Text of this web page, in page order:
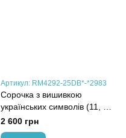
Артикул: RM4292-25DB*-*2983
Сорочка з вишивкою
українських символів (11, S,
Brown embroidery,
молочний)
2 600 грн